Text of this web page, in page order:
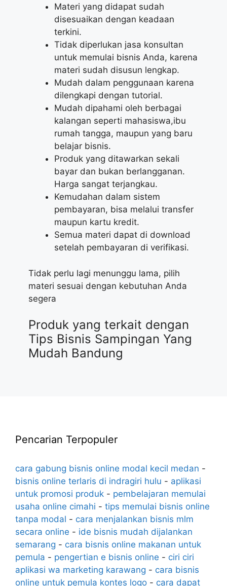
Materi yang didapat sudah
disesuaikan dengan keadaan
terkini.
Tidak diperlukan jasa konsultan
untuk memulai bisnis Anda, karena
materi sudah disusun lengkap.
Mudah dalam penggunaan karena
dilengkapi dengan tutorial.
Mudah dipahami oleh berbagai
kalangan seperti mahasiswa,ibu
rumah tangga, maupun yang baru
belajar bisnis.
Produk yang ditawarkan sekali
bayar dan bukan berlangganan.
Harga sangat terjangkau.
Kemudahan dalam sistem
pembayaran, bisa melalui transfer
maupun kartu kredit.
Semua materi dapat di download
setelah pembayaran di verifikasi.
Tidak perlu lagi menunggu lama, pilih
materi sesuai dengan kebutuhan Anda
segera
Produk yang terkait dengan
Tips Bisnis Sampingan Yang
Mudah Bandung
Pencarian Terpopuler
cara gabung bisnis online modal kecil medan -
bisnis online terlaris di indragiri hulu - aplikasi
untuk promosi produk - pembelajaran memulai
usaha online cimahi - tips memulai bisnis online
tanpa modal - cara menjalankan bisnis mlm
secara online - ide bisnis mudah dijalankan
semarang - cara bisnis online makanan untuk
pemula - pengertian e bisnis online - ciri ciri
aplikasi wa marketing karawang - cara bisnis
online untuk pemula kontes logo - cara dapat